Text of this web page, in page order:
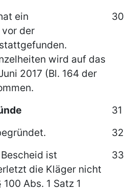
30
ein
der
wird auf das
2017 (Bl. 164 der
31
32
33
ist
die Kläger nicht
Abs. 1 Satz 1